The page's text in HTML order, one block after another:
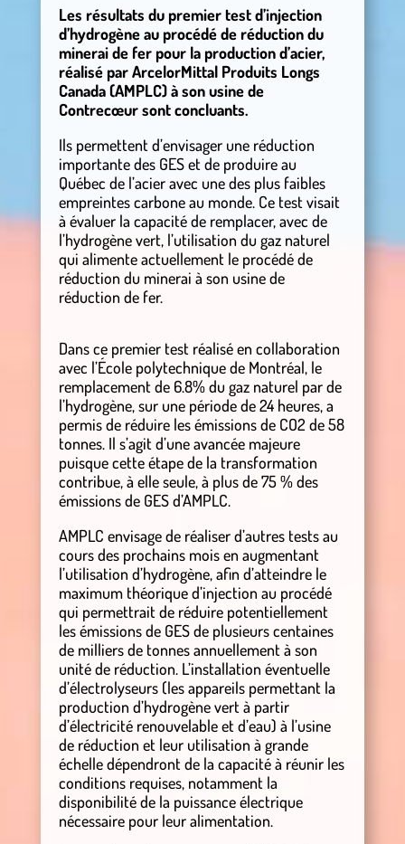
Les résultats du premier test d’injection
d’hydrogène au procédé de réduction du
minerai de fer pour la production d’acier,
réalisé par ArcelorMittal Produits Longs
Canada (AMPLC) à son usine de
Contrecœur sont concluants.
Ils permettent d’envisager une réduction
importante des GES et de produire au
Québec de l’acier avec une des plus faibles
empreintes carbone au monde. Ce test visait
à évaluer la capacité de remplacer, avec de
l’hydrogène vert, l’utilisation du gaz naturel
qui alimente actuellement le procédé de
réduction du minerai à son usine de
réduction de fer.
Dans ce premier test réalisé en collaboration
avec l’École polytechnique de Montréal, le
remplacement de 6.8% du gaz naturel par de
l’hydrogène, sur une période de 24 heures, a
permis de réduire les émissions de CO2 de 58
tonnes. Il s’agit d’une avancée majeure
puisque cette étape de la transformation
contribue, à elle seule, à plus de 75 % des
émissions de GES d’AMPLC.
AMPLC envisage de réaliser d’autres tests au
cours des prochains mois en augmentant
l’utilisation d’hydrogène, afin d’atteindre le
maximum théorique d’injection au procédé
qui permettrait de réduire potentiellement
les émissions de GES de plusieurs centaines
de milliers de tonnes annuellement à son
unité de réduction. L’installation éventuelle
d’électrolyseurs (les appareils permettant la
production d’hydrogène vert à partir
d’électricité renouvelable et d’eau) à l’usine
de réduction et leur utilisation à grande
échelle dépendront de la capacité à réunir les
conditions requises, notamment la
disponibilité de la puissance électrique
nécessaire pour leur alimentation.